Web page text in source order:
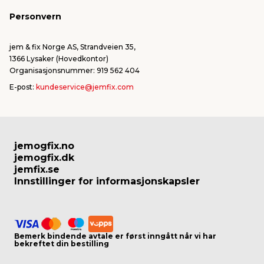
produktspesifikasjonene for å være sikker.
Start med å måle rørdimensjonen og finn ut om
det er innvendig eller utvendig gjenge. Når du har
passende deler i vårt sortiment. Hos jem & fix tilbyr
Personvern
jem & fix Norge AS, Strandveien 35,
1366 Lysaker (Hovedkontor)
Organisasjonsnummer: 919 562 404
E-post: kundeservice@jemfix.com
jemogfix.no
jemogfix.dk
jemfix.se
Innstillinger for informasjonskapsler
Bemerk bindende avtale er først inngått når vi har
bekreftet din bestilling